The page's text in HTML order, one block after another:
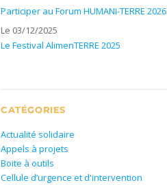
Participer au Forum HUMANI-TERRE 2026
Le 03/12/2025
Le Festival AlimenTERRE 2025
CATÉGORIES
Actualité solidaire
Appels à projets
Boite à outils
Cellule d’urgence et d'intervention